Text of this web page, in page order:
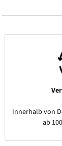
Innerhalb von
ab